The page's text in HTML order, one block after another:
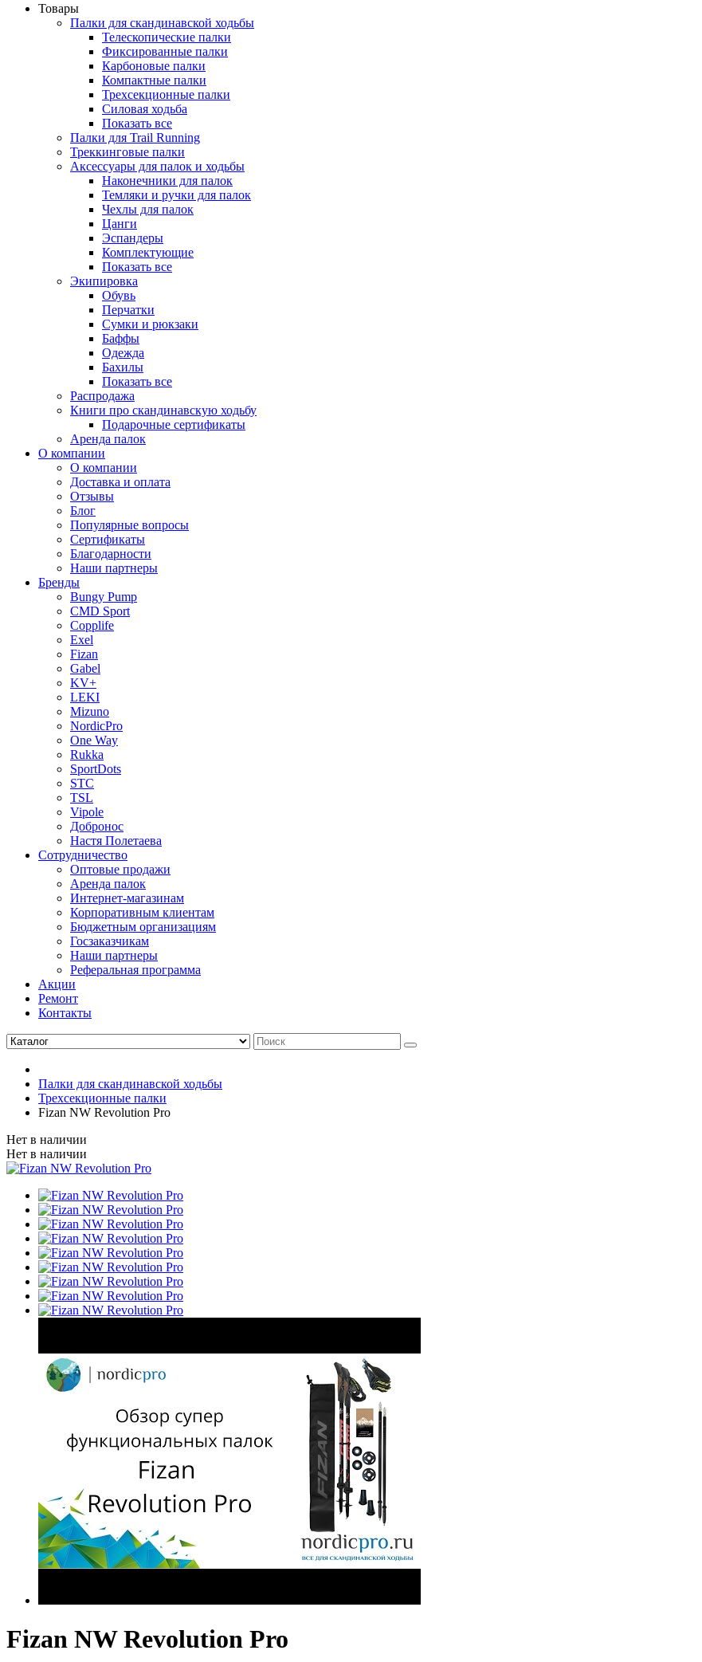
Товары
Палки для скандинавской ходьбы
Телескопические палки
Фиксированные палки
Карбоновые палки
Компактные палки
Трехсекционные палки
Силовая ходьба
Показать все
Палки для Trail Running
Треккинговые палки
Аксессуары для палок и ходьбы
Наконечники для палок
Темляки и ручки для палок
Чехлы для палок
Цанги
Эспандеры
Комплектующие
Показать все
Экипировка
Обувь
Перчатки
Сумки и рюкзаки
Баффы
Одежда
Бахилы
Показать все
Распродажа
Книги про скандинавскую ходьбу
Подарочные сертификаты
Аренда палок
О компании
О компании
Доставка и оплата
Отзывы
Блог
Популярные вопросы
Сертификаты
Благодарности
Наши партнеры
Бренды
Bungy Pump
CMD Sport
Copplife
Exel
Fizan
Gabel
KV+
LEKI
Mizuno
NordicPro
One Way
Rukka
SportDots
STC
TSL
Vipole
Добронос
Настя Полетаева
Сотрудничество
Оптовые продажи
Аренда палок
Интернет-магазинам
Корпоративным клиентам
Бюджетным организациям
Госзаказчикам
Наши партнеры
Реферальная программа
Акции
Ремонт
Контакты
Палки для скандинавской ходьбы
Трехсекционные палки
Fizan NW Revolution Pro
Нет в наличии
Нет в наличии
Fizan NW Revolution Pro